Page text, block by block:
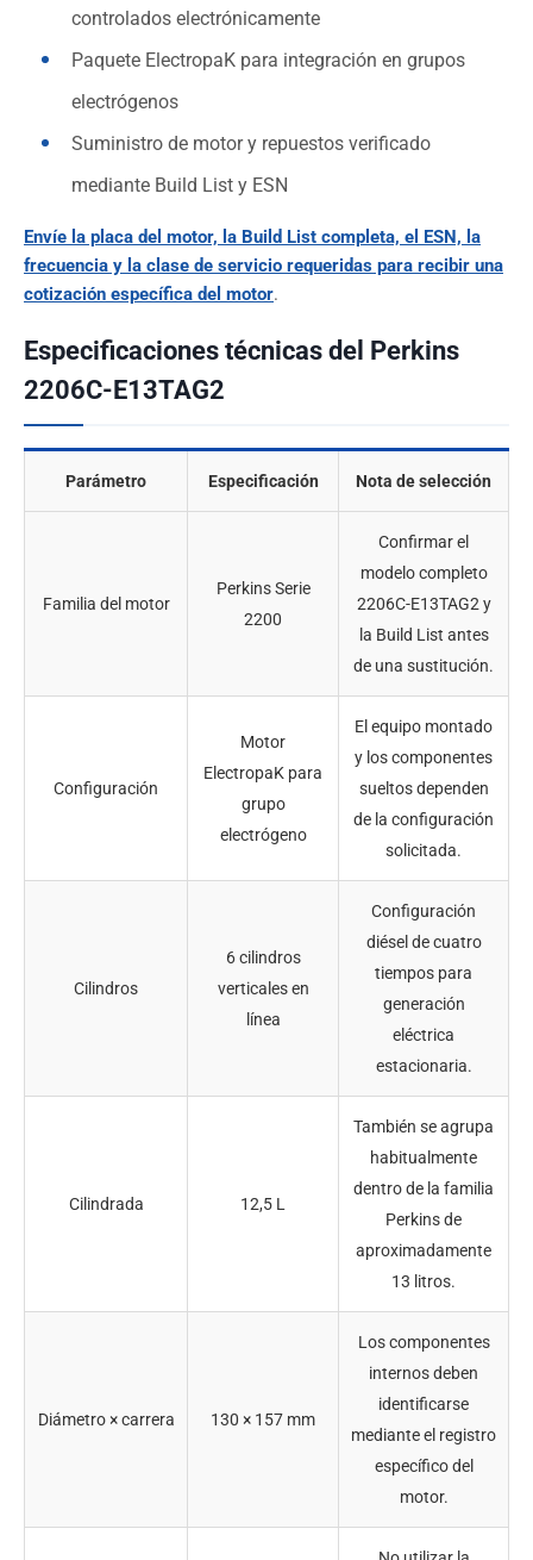
controlados electrónicamente
Paquete ElectropaK para integración en grupos
electrógenos
Suministro de motor y repuestos verificado
mediante Build List y ESN
Envíe la placa del motor, la Build List completa, el ESN, la
frecuencia y la clase de servicio requeridas para recibir una
cotización específica del motor.
Especificaciones técnicas del Perkins
2206C-E13TAG2
Parámetro Especificación Nota de selección
Familia del motor
Perkins Serie
2200
Confirmar el
modelo completo
2206C-E13TAG2 y
la Build List antes
de una sustitución.
Configuración
Motor
ElectropaK para
grupo
electrógeno
El equipo montado
y los componentes
sueltos dependen
de la configuración
solicitada.
Cilindros
6 cilindros
verticales en
línea
Configuración
diésel de cuatro
tiempos para
generación
eléctrica
estacionaria.
Cilindrada 12,5 L
También se agrupa
habitualmente
dentro de la familia
Perkins de
aproximadamente
13 litros.
Diámetro × carrera 130 × 157 mm
Los componentes
internos deben
identificarse
mediante el registro
específico del
motor.